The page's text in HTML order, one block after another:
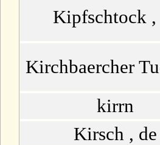
Kipfschtock
Kirchbaercher
kirrn
Kirsch , de